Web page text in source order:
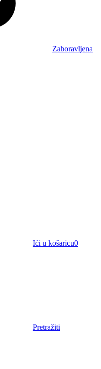
Zaboravljena
Ići u košaricu0
Pretražiti